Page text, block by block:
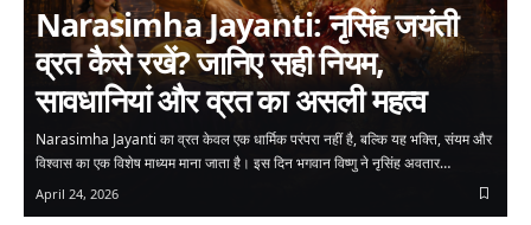
Narasimha Jayanti: नृसिंह जयंती
व्रत कैसे रखें? जानिए सही नियम,
सावधानियां और व्रत का असली महत्व
Narasimha Jayanti का व्रत केवल एक धार्मिक परंपरा नहीं है, बल्कि यह भक्ति, संयम और
विश्वास का एक विशेष माध्यम माना जाता है। इस दिन भगवान विष्णु ने नृसिंह अवतार…
April 24, 2026